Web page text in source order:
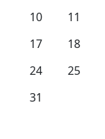
10
11
17
18
24
25
31